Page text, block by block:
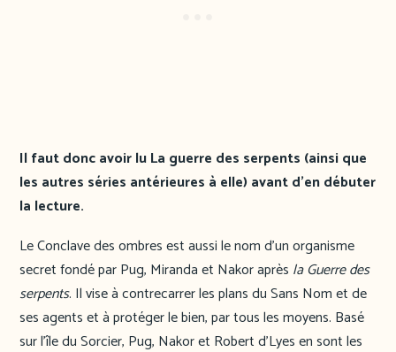
Il faut donc avoir lu La guerre des serpents (ainsi que
les autres séries antérieures à elle) avant d’en débuter
la lecture.
Le Conclave des ombres est aussi le nom d’un organisme
secret fondé par Pug, Miranda et Nakor après la Guerre des
serpents. Il vise à contrecarrer les plans du Sans Nom et de
ses agents et à protéger le bien, par tous les moyens. Basé
sur l’île du Sorcier, Pug, Nakor et Robert d’Lyes en sont les